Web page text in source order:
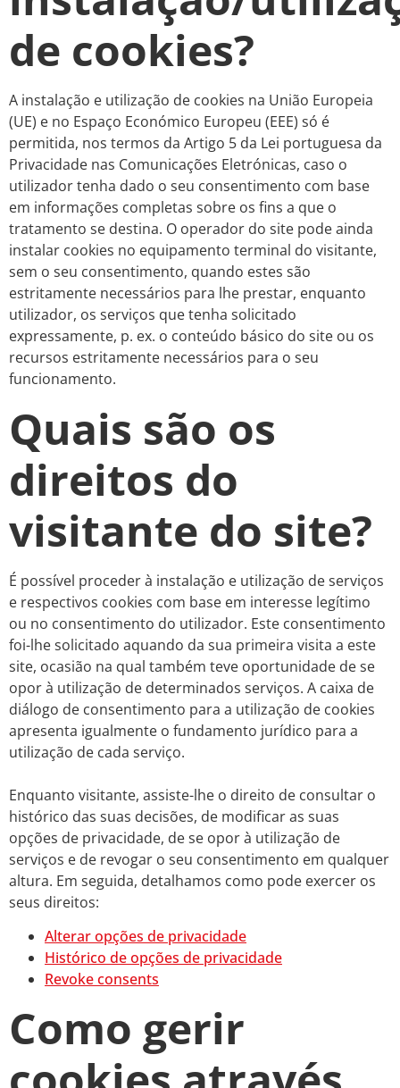
de cookies?
A instalação e utilização de cookies na União Europeia
(UE) e no Espaço Económico Europeu (EEE) só é
permitida, nos termos da Artigo 5 da Lei portuguesa da
Privacidade nas Comunicações Eletrónicas, caso o
utilizador tenha dado o seu consentimento com base
em informações completas sobre os fins a que o
tratamento se destina. O operador do site pode ainda
instalar cookies no equipamento terminal do visitante,
sem o seu consentimento, quando estes são
estritamente necessários para lhe prestar, enquanto
utilizador, os serviços que tenha solicitado
expressamente, p. ex. o conteúdo básico do site ou os
recursos estritamente necessários para o seu
funcionamento.
Quais são os
direitos do
visitante do site?
É possível proceder à instalação e utilização de serviços
e respectivos cookies com base em interesse legítimo
ou no consentimento do utilizador. Este consentimento
foi-lhe solicitado aquando da sua primeira visita a este
site, ocasião na qual também teve oportunidade de se
opor à utilização de determinados serviços. A caixa de
diálogo de consentimento para a utilização de cookies
apresenta igualmente o fundamento jurídico para a
utilização de cada serviço.
Enquanto visitante, assiste-lhe o direito de consultar o
histórico das suas decisões, de modificar as suas
opções de privacidade, de se opor à utilização de
serviços e de revogar o seu consentimento em qualquer
altura. Em seguida, detalhamos como pode exercer os
seus direitos:
Alterar opções de privacidade
Histórico de opções de privacidade
Revoke consents
Como gerir